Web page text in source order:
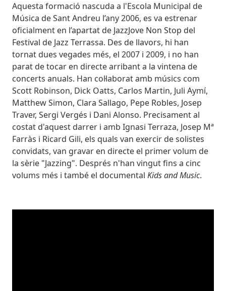
Aquesta formació nascuda a l'Escola Municipal de
Música de Sant Andreu l’any 2006, es va estrenar
oficialment en l’apartat de JazzJove Non Stop del
Festival de Jazz Terrassa. Des de llavors, hi han
tornat dues vegades més, el 2007 i 2009, i no han
parat de tocar en directe arribant a la vintena de
concerts anuals. Han col·laborat amb músics com
Scott Robinson, Dick Oatts, Carlos Martin, Juli Aymí,
Matthew Simon, Clara Sallago, Pepe Robles, Josep
Traver, Sergi Vergés i Dani Alonso. Precisament al
costat d'aquest darrer i amb Ignasi Terraza, Josep Mª
Farràs i Ricard Gili, els quals van exercir de solistes
convidats, van gravar en directe el primer volum de
la sèrie "Jazzing". Després n'han vingut fins a cinc
volums més i també el documental Kids and Music.